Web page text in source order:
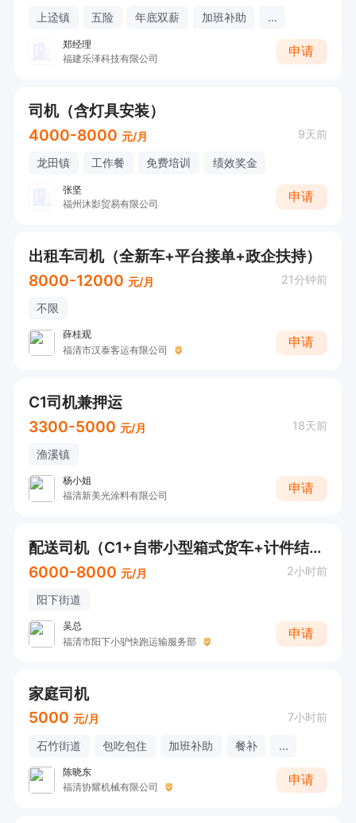
上迳镇 五险 年底双薪 加班补助 ...
郑经理
福建乐泽科技有限公司
申请
司机（含灯具安装）
4000-8000 元/月 9天前
龙田镇 工作餐 免费培训 绩效奖金
张坚
福州沐影贸易有限公司
申请
出租车司机（全新车+平台接单+政企扶持）
8000-12000 元/月 21分钟前
不限
薛桂观
福清市汉泰客运有限公司
申请
C1司机兼押运
3300-5000 元/月 18天前
渔溪镇
杨小姐
福清新美光涂料有限公司
申请
配送司机（C1+自带小型箱式货车+计件结算）
6000-8000 元/月 2小时前
阳下街道
吴总
福清市阳下小驴快跑运输服务部
申请
家庭司机
5000 元/月 7小时前
石竹街道 包吃包住 加班补助 餐补 ...
陈晓东
福清协耀机械有限公司
申请